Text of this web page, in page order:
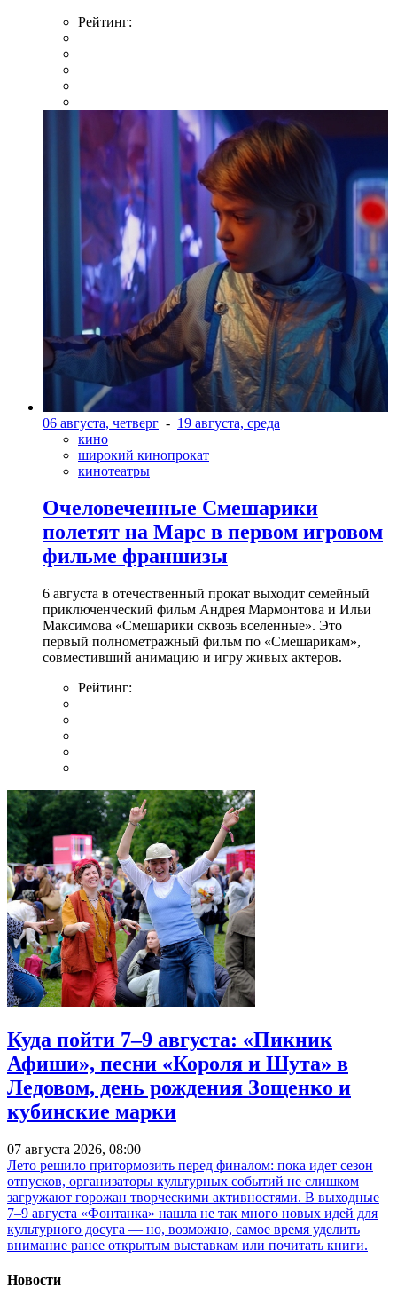
Рейтинг:
06 августа, четверг - 19 августа, среда
кино
широкий кинопрокат
кинотеатры
Очеловеченные Смешарики
полетят на Марс в первом игровом
фильме франшизы
6 августа в отечественный прокат выходит семейный
приключенческий фильм Андрея Мармонтова и Ильи
Максимова «Смешарики сквозь вселенные». Это
первый полнометражный фильм по «Смешарикам»,
совместивший анимацию и игру живых актеров.
Рейтинг:
Куда пойти 7–9 августа: «Пикник
Афиши», песни «Короля и Шута» в
Ледовом, день рождения Зощенко и
кубинские марки
07 августа 2026, 08:00
Лето решило притормозить перед финалом: пока идет сезон
отпусков, организаторы культурных событий не слишком
загружают горожан творческими активностями. В выходные
7–9 августа «Фонтанка» нашла не так много новых идей для
культурного досуга — но, возможно, самое время уделить
внимание ранее открытым выставкам или почитать книги.
Новости